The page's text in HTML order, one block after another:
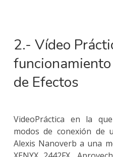
2.- Vídeo
de Efectos
VideoPráctica en la
modos de conexión de
Alexis Nanoverb a una